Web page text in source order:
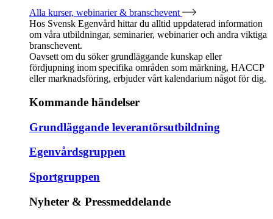
Alla kurser, webinarier & branschevent
Hos Svensk Egenvård hittar du alltid uppdaterad information
om våra utbildningar, seminarier, webinarier och andra viktiga
branschevent.
Oavsett om du söker grundläggande kunskap eller
fördjupning inom specifika områden som märkning, HACCP
eller marknadsföring, erbjuder vårt kalendarium något för dig.
Kommande händelser
Grundläggande leverantörsutbildning
Egenvårdsgruppen
Sportgruppen
Nyheter & Pressmeddelande